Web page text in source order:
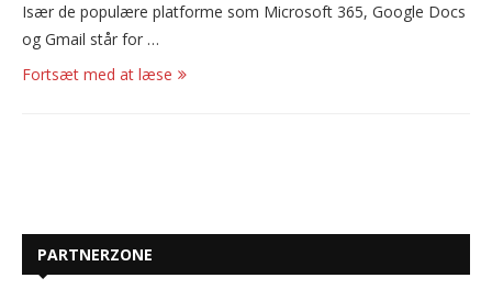
Især de populære platforme som Microsoft 365, Google Docs
og Gmail står for …
Fortsæt med at læse
PARTNERZONE